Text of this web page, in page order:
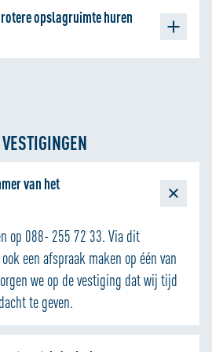
te regelen.
vacuüm verpakt
Mini Opslag met een
andere ALLSAFE Mini Opslag
opslagruimte huren
vestigingen vertellen jou graag
naar een kleinere of grotere
van het
op 088- 255 72 33. Via dit
een afspraak maken op één van
we op de vestiging dat wij tijd
te geven.